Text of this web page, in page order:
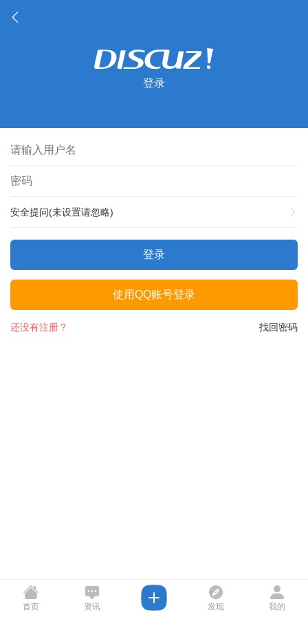
登录
安全提问(未设置请忽略)
登录
使用QQ账号登录
找回密码
还没有注册？
首页 资讯 发现 我的